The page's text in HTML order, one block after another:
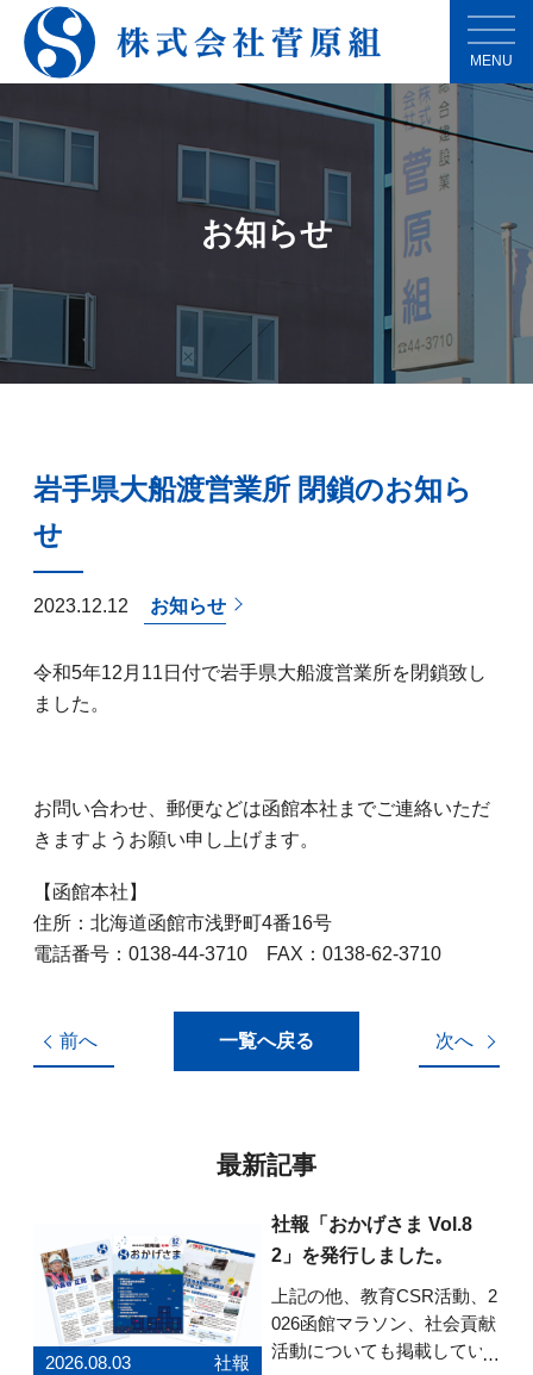
MENU
お知らせ
岩手県大船渡営業所 閉鎖のお知ら
せ
2023.12.12 お知らせ
令和5年12月11日付で岩手県大船渡営業所を閉鎖致し
ました。
お問い合わせ、郵便などは函館本社までご連絡いただ
きますようお願い申し上げます。
【函館本社】
住所：北海道函館市浅野町4番16号
電話番号：0138-44-3710 FAX：0138-62-3710
前へ 一覧へ戻る 次へ
最新記事
2026.08.03 社報
社報「おかげさま Vol.8
2」を発行しました。
上記の他、教育CSR活動、2
026函館マラソン、社会貢献
活動についても掲載してい